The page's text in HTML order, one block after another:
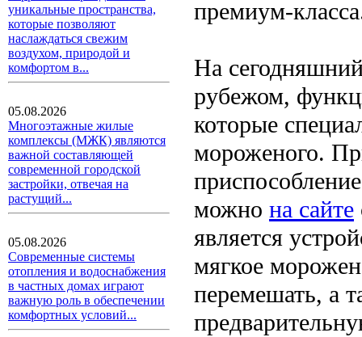
уникальные пространства,
которые позволяют
наслаждаться свежим
воздухом, природой и
комфортом в...
05.08.2026
Многоэтажные жилые
комплексы (МЖК) являются
важной составляющей
современной городской
застройки, отвечая на
растущий...
05.08.2026
Современные системы
отопления и водоснабжения
в частных домах играют
важную роль в обеспечении
комфортных условий...
премиум-
На
рубежом,
которые
мороженого.
можно на сайте
является
мягкое
перемешать, а